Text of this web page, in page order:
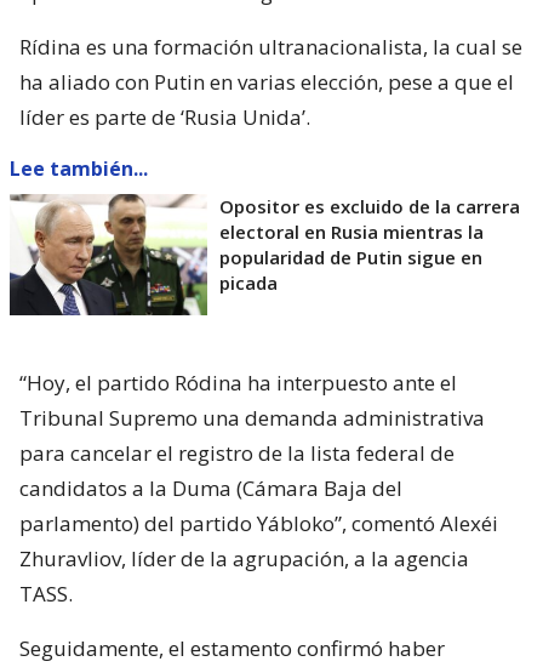
Rídina es una formación ultranacionalista, la cual se
ha aliado con Putin en varias elección, pese a que el
líder es parte de ‘Rusia Unida’.
Lee también...
Opositor es excluido de la carrera
electoral en Rusia mientras la
popularidad de Putin sigue en
picada
“Hoy, el partido Ródina ha interpuesto ante el
Tribunal Supremo una demanda administrativa
para cancelar el registro de la lista federal de
candidatos a la Duma (Cámara Baja del
parlamento) del partido Yábloko”, comentó Alexéi
Zhuravliov, líder de la agrupación, a la agencia
TASS.
Seguidamente, el estamento confirmó haber